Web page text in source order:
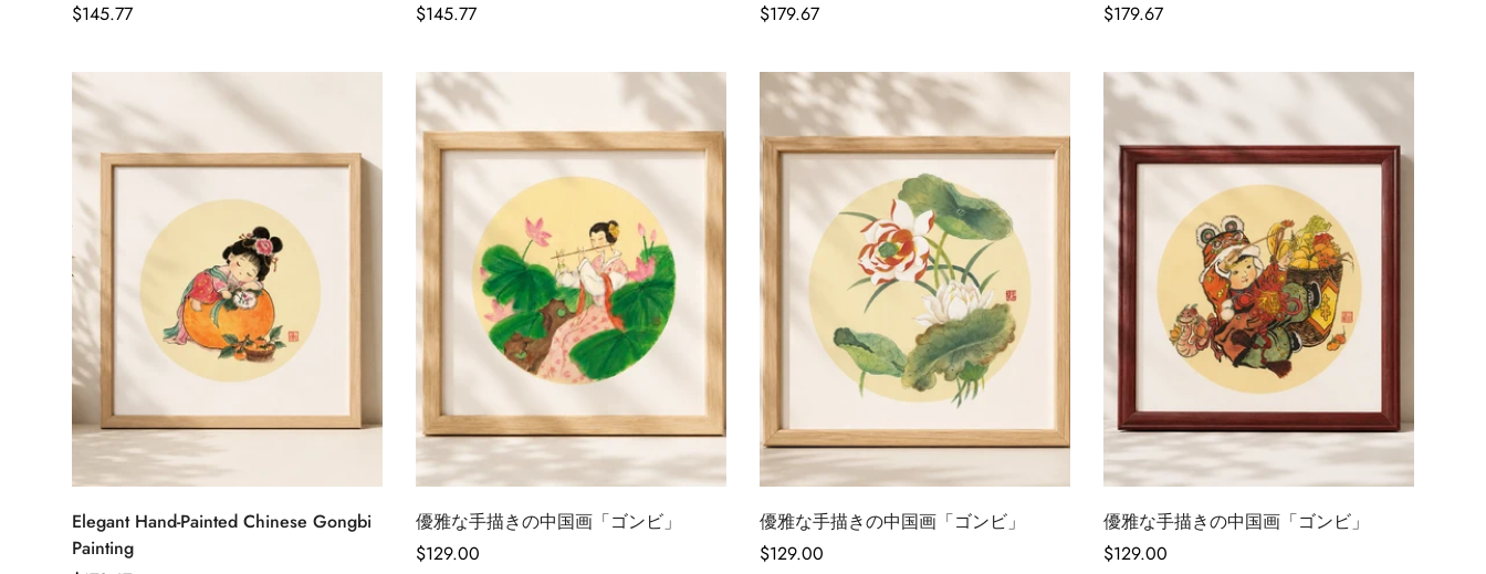
通
価
格
$145.77
通
価
格
$145.77
通
価
格
$179.67
通
価
格
$179.67
クイック追加
Elegant Hand-Painted Chinese Gongbi
Painting
クイック追加
優雅な手描きの中国画「ゴンビ」
通
$129.00
クイック追加
優雅な手描きの中国画「ゴンビ」
通
$129.00
クイック追加
優雅な手描きの中国画「ゴンビ」
通
$129.00